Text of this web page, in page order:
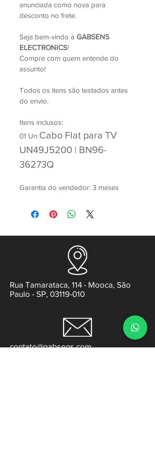
anunciada como nova para
desconto no frete.
Seja bem-vindo à GABSENS
ELECTRONICS!
Compre com quem entende do
assunto!
Todos os itens são testados antes
do envio.
Itens inclusos:
01 Un Cabo Flat para TV
UN49J5200 | BN96-
36273Q
Garantia do vendedor: 3 meses
Rua Tamarataca, 114 - Mooca, São
Paulo - SP, 03119-010
contato@gabsens.com